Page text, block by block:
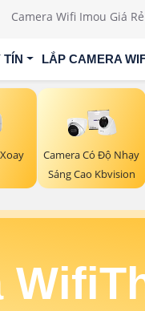
Camera Wifi Imou Giá Rẻ
TÍN LẮP CAMERA
Camera Có Độ Nhạy
Sáng Cao Kbvision